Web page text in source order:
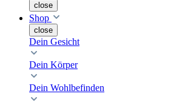
close
Shop
close
Dein Gesicht
Dein Körper
Dein Wohlbefinden